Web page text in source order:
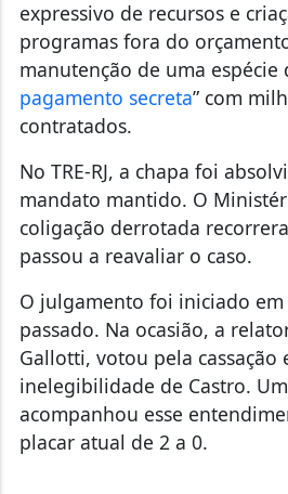
expressivo de recursos e
programas fora do
manutenção de uma espécie
pagamento secreta” com
contratados.
No TRE-RJ, a chapa foi
mandato mantido. O
coligação derrotada
passou a reavaliar o caso.
O julgamento foi iniciado
passado. Na ocasião, a
Gallotti, votou pela cassação
inelegibilidade de Castro.
acompanhou esse
placar atual de 2 a 0.